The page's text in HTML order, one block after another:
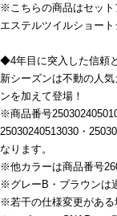
※こちらの商品はセット
エステルツイルショー
◆4年目に突入した信頼
新シーズンは不動の人
ンを加えて登場！
※商品番号
25030240513030・
なります。
※他カラーは商品番号
※グレーB・ブラウンは
※若干の仕様変更がある